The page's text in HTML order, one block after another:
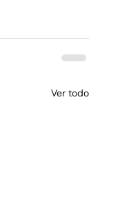
Ver todo